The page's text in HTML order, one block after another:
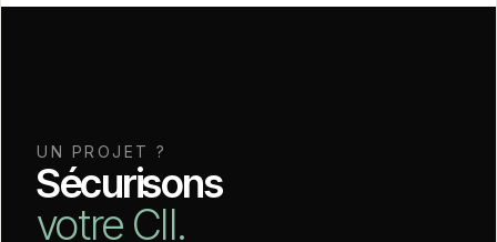
UN PROJET ?
Sécurisons
votre CII.